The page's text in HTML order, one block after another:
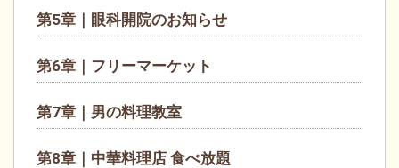
第5章｜眼科開院のお知らせ
第6章｜フリーマーケット
第7章｜男の料理教室
第8章｜中華料理店 食べ放題